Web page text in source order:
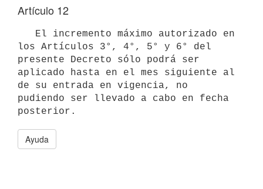
Artículo 12
los Artículos 3°, 4°, 5° y 6° del
presente Decreto sólo podrá ser
aplicado hasta en el mes siguiente al
de su entrada en vigencia, no
pudiendo ser llevado a cabo en fecha
Ayuda